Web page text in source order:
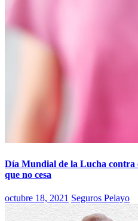
Día Mundial de la Lucha contra
que no cesa
octubre 18, 2021 Seguros Pelayo